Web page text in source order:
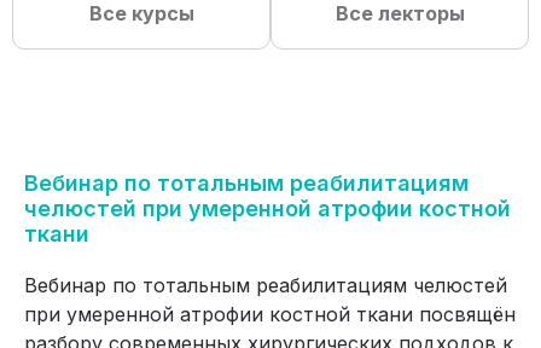
Все курсы Все лекторы
Вебинар по тотальным реабилитациям
челюстей при умеренной атрофии костной
ткани
Вебинар по тотальным реабилитациям челюстей
при умеренной атрофии костной ткани посвящён
разбору современных хирургических подходов к